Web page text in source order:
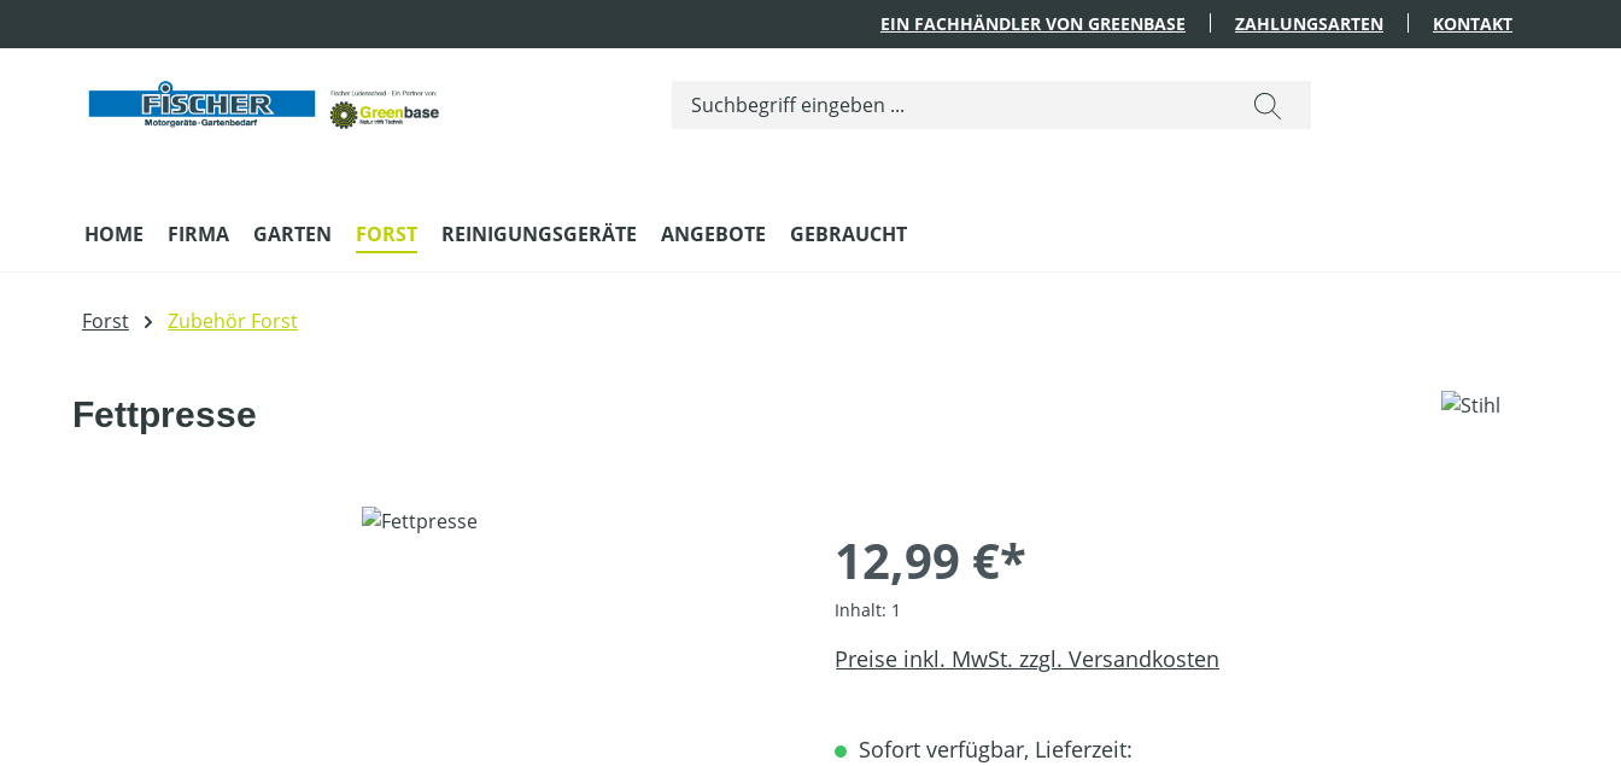
EIN FACHHÄNDLER VON GREENBASE ZAHLUNGSARTEN KONTAKT
HOME FIRMA GARTEN FORST REINIGUNGSGERÄTE ANGEBOTE GEBRAUCHT
Forst Zubehör Forst
Fettpresse
12,99 €*
Inhalt: 1
Preise inkl. MwSt. zzgl. Versandkosten
Sofort verfügbar, Lieferzeit: